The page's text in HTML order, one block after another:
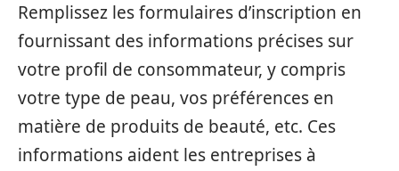
Remplissez les formulaires d’inscription en
fournissant des informations précises sur
votre profil de consommateur, y compris
votre type de peau, vos préférences en
matière de produits de beauté, etc. Ces
informations aident les entreprises à